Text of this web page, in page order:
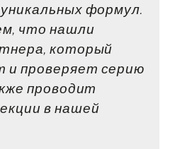
формул.
что нашли
который
проверяет серию
проводит
в нашей